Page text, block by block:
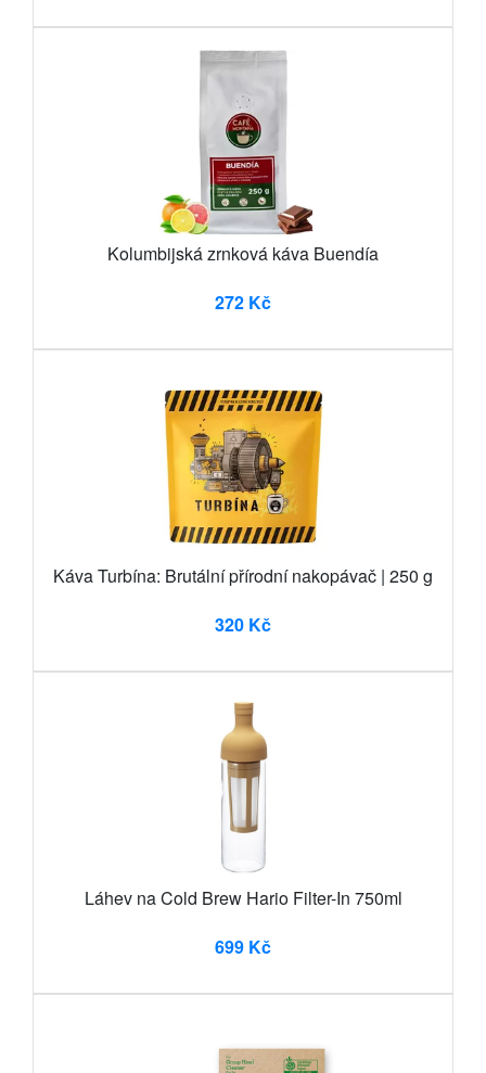
Kolumbijská zrnková káva Buendía
272 Kč
Káva Turbína: Brutální přírodní nakopávač | 250 g
320 Kč
Láhev na Cold Brew Hario Filter-In 750ml
699 Kč